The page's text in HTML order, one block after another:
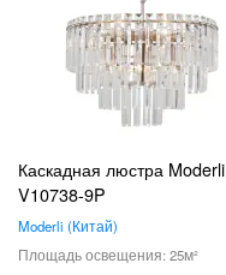
Каскадная люстра Moderli
V10738-9P
Moderli Китай
25